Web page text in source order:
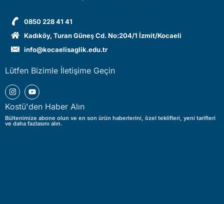
0850 228 41 41
Kadıköy, Turan Güneş Cd. No:204/1 İzmit/Kocaeli
info@kocaelisaglik.edu.tr
Lütfen Bizimle İletişime Geçin
Kostü'den Haber Alın
Bültenimize abone olun ve en son ürün haberlerini, özel teklifleri, yeni tarifleri
ve daha fazlasını alın.